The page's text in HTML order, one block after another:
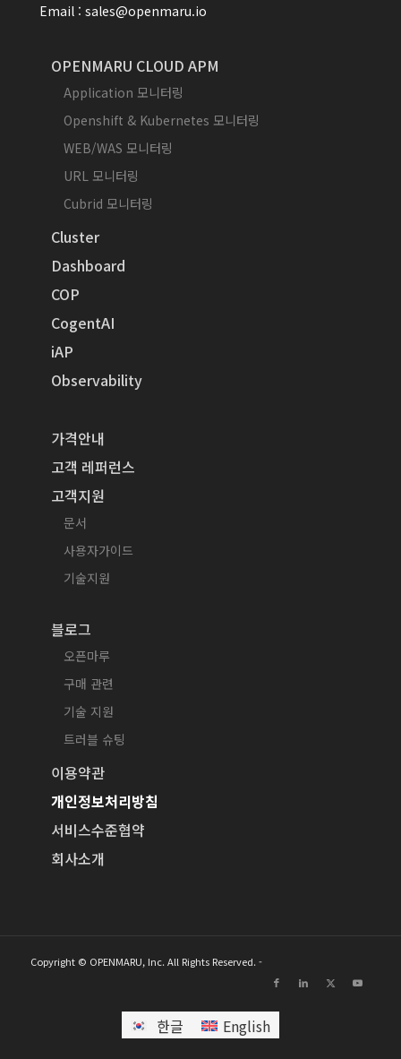
Email : sales@openmaru.io
OPENMARU CLOUD APM
Application 모니터링
Openshift & Kubernetes 모니터링
WEB/WAS 모니터링
URL 모니터링
Cubrid 모니터링
Cluster
Dashboard
COP
CogentAI
iAP
Observability
가격안내
고객 레퍼런스
고객지원
문서
사용자가이드
기술지원
블로그
오픈마루
구매 관련
기술 지원
트러블 슈팅
이용약관
개인정보처리방침
서비스수준협약
회사소개
Copyright © OPENMARU, Inc. All Rights Reserved. -
한글 English